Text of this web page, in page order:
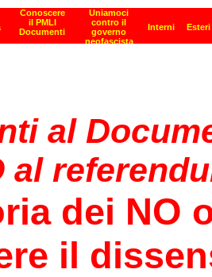
al
al
dei NO
il